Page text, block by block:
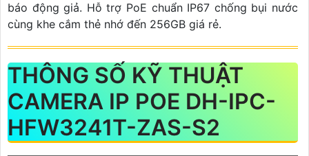
báo động giả. Hỗ trợ PoE chuẩn IP67 chống bụi nước
cùng khe cắm thẻ nhớ đến 256GB giá rẻ.
THÔNG SỐ KỸ THUẬT
CAMERA IP POE DH-IPC-
HFW3241T-ZAS-S2